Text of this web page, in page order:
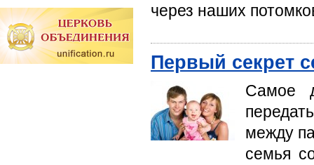
через наших
Первый секрет
Самое
между
семья